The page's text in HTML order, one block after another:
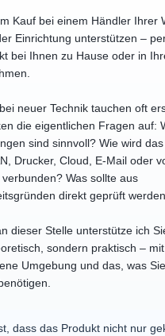
Kauf bei einem Händler Ihrer
Einrichtung unterstützen –
bei Ihnen zu Hause oder in
neuer Technik tauchen oft
die eigentlichen Fragen auf:
sind sinnvoll? Wie wird
Drucker, Cloud, E-Mail oder
Was sollte aus
direkt geprüft
dieser Stelle unterstütze ich
sondern praktisch –
Umgebung und das, was
dass das Produkt nicht nur